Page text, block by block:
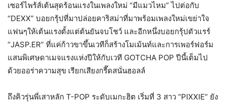
เซอร์ไพร้ส์เต้นสุดร้อนแรงในเพลงใหม่ “มีแมวไหม” ไปต่อกับ
“DEXX” บอยกรุ้ปที่มาปล่อยคาริสม่าที่มาพร้อมเพลงใหม่เขย่าใจ
แฟนๆให้เต้นแรงตั้งแต่ต้นยันจบโชว์ และอีกหนึ่งบอยกรุ้ปตัวแรร์
“JASP.ER” ที่แค่ก้าวขาขึ้นเวทีก็สร้างโมเม้นท์และการเพอร์ฟอร์ม
แสนพิเศษดาเมจแรงแห่งปีให้กับเวที GOTCHA POP ปีนี้เต็มไป
ด้วยออร่าความสุข เรียกเสียงกรี๊ดสนั่นฮอลล์
ถึงคิวรุ่นพี่เสาหลัก T-POP ระดับเมกะฮิต เริ่มที่ 3 สาว “PIXXIE” ยัง